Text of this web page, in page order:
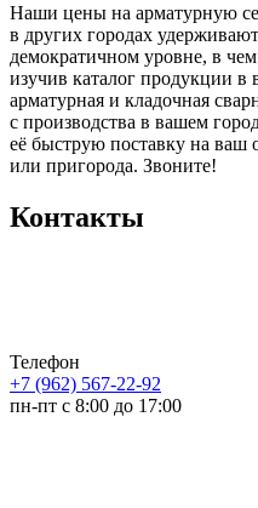
Наши цены на арматурную
в других городах
демократичном уровне, в
изучив каталог продукции в
арматурная и кладочная
с производства в вашем
её быструю поставку на ваш
или пригорода. Звоните!
Контакты
Телефон
+7 (962) 567-22-92
пн-пт с 8:00 до 17:00